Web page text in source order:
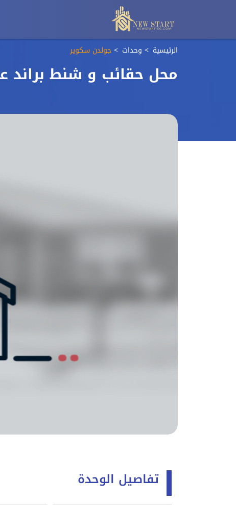
الرئيسية وحدات جولدن سكوير
محل حقائب و شنط براند
تفاصيل الوحدة